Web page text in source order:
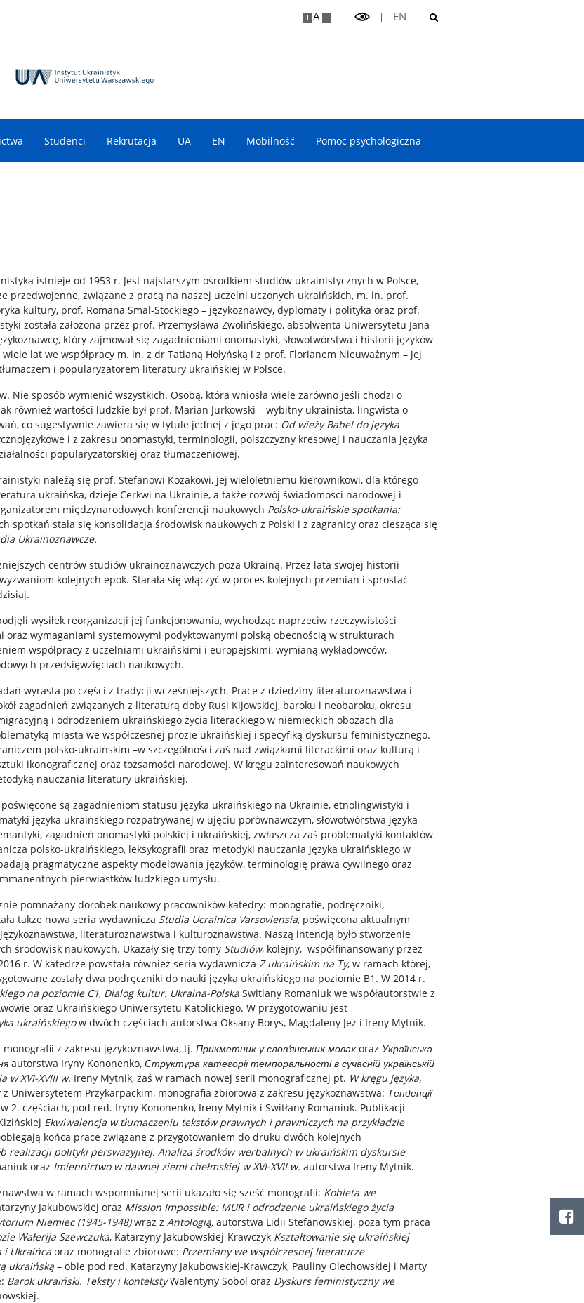
A EN
Studenci Rekrutacja UA EN Mobilność Pomoc psychologiczna
istnieje od 1953 r. Jest najstarszym ośrodkiem studiów ukrainistycznych w Polsce,
przedwojenne, związane z pracą na naszej uczelni uczonych ukraińskich, m. in. prof.
kultury, prof. Romana Smal-Stockiego – językoznawcy, dyplomaty i polityka oraz prof.
została założona przez prof. Przemysława Zwolińskiego, absolwenta Uniwersytetu Jana
który zajmował się zagadnieniami onomastyki, słowotwórstwa i historii języków
lat we współpracy m. in. z dr Tatianą Hołyńską i z prof. Florianem Nieuważnym – jej
i popularyzatorem literatury ukraińskiej w Polsce.
Nie sposób wymienić wszystkich. Osobą, która wniosła wiele zarówno jeśli chodzi o
również wartości ludzkie był prof. Marian Jurkowski – wybitny ukrainista, lingwista o
co sugestywnie zawiera się w tytule jednej z jego prac: Od wieży Babel do języka
i z zakresu onomastyki, terminologii, polszczyzny kresowej i nauczania języka
popularyzatorskiej oraz tłumaczeniowej.
należą się prof. Stefanowi Kozakowi, jej wieloletniemu kierownikowi, dla którego
ukraińska, dzieje Cerkwi na Ukrainie, a także rozwój świadomości narodowej i
międzynarodowych konferencji naukowych Polsko-ukraińskie spotkania:
spotkań stała się konsolidacja środowisk naukowych z Polski i z zagranicy oraz ciesząca się
Ukrainoznawcze.
centrów studiów ukrainoznawczych poza Ukrainą. Przez lata swojej historii
kolejnych epok. Starała się włączyć w proces kolejnych przemian i sprostać
wysiłek reorganizacji jej funkcjonowania, wychodząc naprzeciw rzeczywistości
wymaganiami systemowymi podyktowanymi polską obecnością w strukturach
współpracy z uczelniami ukraińskimi i europejskimi, wymianą wykładowców,
przedsięwzięciach naukowych.
wyrasta po części z tradycji wcześniejszych. Prace z dziedziny literaturoznawstwa i
zagadnień związanych z literaturą doby Rusi Kijowskiej, baroku i neobaroku, okresu
i odrodzeniem ukraińskiego życia literackiego w niemieckich obozach dla
miasta we współczesnej prozie ukraińskiej i specyfiką dyskursu feministycznego.
polsko-ukraińskim –w szczególności zaś nad związkami literackimi oraz kulturą i
ikonograficznej oraz tożsamości narodowej. W kręgu zainteresowań naukowych
nauczania literatury ukraińskiej.
są zagadnieniom statusu języka ukraińskiego na Ukrainie, etnolingwistyki i
języka ukraińskiego rozpatrywanej w ujęciu porównawczym, słowotwórstwa języka
zagadnień onomastyki polskiej i ukraińskiej, zwłaszcza zaś problematyki kontaktów
polsko-ukraińskiego, leksykografii oraz metodyki nauczania języka ukraińskiego w
pragmatyczne aspekty modelowania języków, terminologię prawa cywilnego oraz
pierwiastków ludzkiego umysłu.
pomnażany dorobek naukowy pracowników katedry: monografie, podręczniki,
także nowa seria wydawnicza Studia Ucrainica Varsoviensia, poświęcona aktualnym
literaturoznawstwa i kulturoznawstwa. Naszą intencją było stworzenie
środowisk naukowych. Ukazały się trzy tomy Studiów, kolejny, współfinansowany przez
r. W katedrze powstała również seria wydawnicza Z ukraińskim na Ty, w ramach której,
zostały dwa podręczniki do nauki języka ukraińskiego na poziomie B1. W 2014 r.
na poziomie C1, Dialog kultur. Ukraina-Polska Switlany Romaniuk we współautorstwie z
oraz Ukraińskiego Uniwersytetu Katolickiego. W przygotowaniu jest
ukraińskiegow dwóch częściach autorstwa Oksany Borys, Magdaleny Jeż i Ireny Mytnik.
z zakresu językoznawstwa, tj. Прикметник у словянських мовах oraz Українська
autorstwa Iryny Kononenko, Структура категорії темпоральності в сучасній українській
w XVI-XVIII w. Ireny Mytnik, zaś w ramach nowej serii monograficznej pt. W kręgu języka,
Uniwersytetem Przykarpackim, monografia zbiorowa z zakresu językoznawstwa: Тенденції
w 2. częściach, pod red. Iryny Kononenko, Ireny Mytnik i Switłany Romaniuk. Publikacji
Ekwiwalencja w tłumaczeniu tekstów prawnych i prawniczych na przykładzie
końca prace związane z przygotowaniem do druku dwóch kolejnych
realizacji polityki perswazyjnej. Analiza środków werbalnych w ukraińskim dyskursie
oraz Imiennictwo w dawnej ziemi chełmskiej w XVI-XVII w. autorstwa Ireny Mytnik.
w ramach wspomnianej serii ukazało się sześć monografii: Kobieta we
Jakubowskiej oraz Mission Impossible: MUR i odrodzenie ukraińskiego życia
Niemiec (1945-1948)wraz z Antologią, autorstwa Lidii Stefanowskiej, poza tym praca
Wałerija Szewczuka, Katarzyny Jakubowskiej-Krawczyk Kształtowanie się ukraińskiej
i Ukraińca oraz monografie zbiorowe: Przemiany we współczesnej literaturze
ukraińską – obie pod red. Katarzyny Jakubowskiej-Krawczyk, Pauliny Olechowskiej i Marty
Barok ukraiński. Teksty i kontekstyWalentyny Sobol oraz Dyskurs feministyczny we